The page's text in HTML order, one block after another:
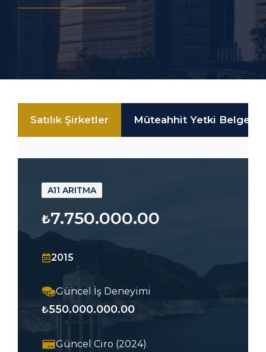
Satılık Şirketler Müteahhit Yetki Belgeli
A11 ARITMA
₺7.750.000.00
2015
Güncel İş Deneyimi
₺550.000.000.00
Güncel Ciro (2024)